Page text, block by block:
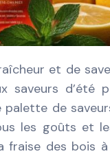
et de
d’été
de
les goûts et
fraise des bois